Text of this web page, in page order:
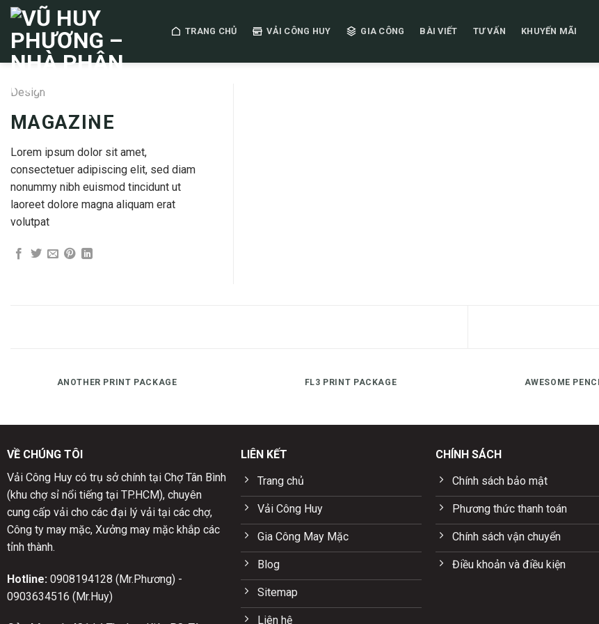
Skip
content
TRANG CHỦ VẢI CÔNG HUY GIA CÔNG BÀI VIẾT TƯ VẤN KHUYẾN MÃI
Design
MAGAZINE
Lorem ipsum dolor sit amet,
consectetuer adipiscing elit, sed diam
nonummy nibh euismod tincidunt ut
laoreet dolore magna aliquam erat
volutpat
ANOTHER PRINT PACKAGE FL3 PRINT PACKAGE AWESOME
VỀ CHÚNG TÔI
Vải Công Huy có trụ sở chính tại Chợ Tân Bình
(khu chợ sỉ nổi tiếng tại TP.HCM), chuyên
cung cấp vải cho các đại lý vải tại các chợ,
Công ty may mặc, Xưởng may mặc khắp các
tỉnh thành.
Hotline: 0908194128 (Mr.Phương) -
0903634516 (Mr.Huy)
LIÊN KẾT
Trang chủ
Vải Công Huy
Gia Công May Mặc
Blog
Sitemap
Liên hệ
CHÍNH SÁCH
Chính sách bảo mật
Phương thức thanh toán
Chính sách vận chuyển
Điều khoản và điều kiện